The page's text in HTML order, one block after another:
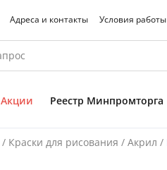
Адреса и контакты Условия работы
Акции Реестр Минпромторга
/ Краски для рисования / Акрил /